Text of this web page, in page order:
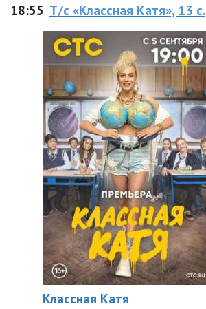
18:55 Т/с «Классная Катя», 13 с.
Классная Катя